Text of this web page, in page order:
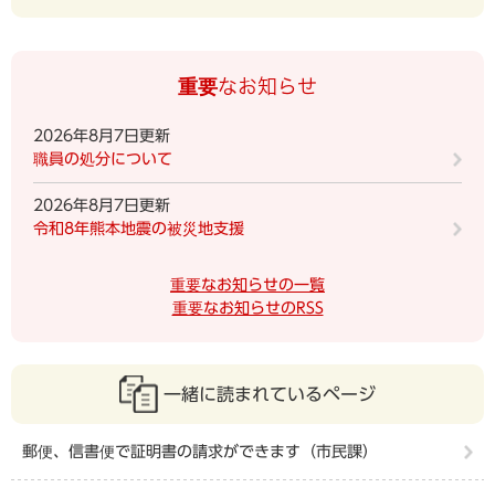
重要なお知らせ
2026年8月7日更新
職員の処分について
2026年8月7日更新
令和8年熊本地震の被災地支援
重要なお知らせの一覧
重要なお知らせのRSS
一緒に読まれているページ
郵便、信書便で証明書の請求ができます（市民課）